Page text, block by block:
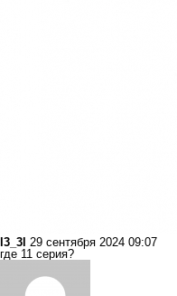
l3_3l 29 сентября 2024 09:07
где 11 серия?